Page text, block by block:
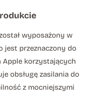
wyposażony w
jest przeznaczony do
Apple korzystających
obsługę zasilania do
z mocniejszymi